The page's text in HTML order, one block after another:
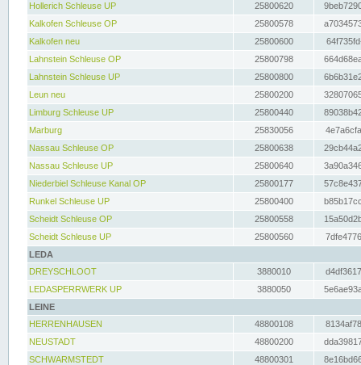
Hollerich Schleuse UP
25800620
Kalkofen Schleuse OP
25800578
Kalkofen neu
25800600
Lahnstein Schleuse OP
25800798
Lahnstein Schleuse UP
25800800
Leun neu
25800200
Limburg Schleuse UP
25800440
Marburg
25830056
Nassau Schleuse OP
25800638
Nassau Schleuse UP
25800640
Niederbiel Schleuse Kanal OP
25800177
Runkel Schleuse UP
25800400
Scheidt Schleuse OP
25800558
Scheidt Schleuse UP
25800560
LEDA
DREYSCHLOOT
3880010
LEDASPERRWERK UP
3880050
LEINE
HERRENHAUSEN
48800108
NEUSTADT
48800200
SCHWARMSTEDT
48800301